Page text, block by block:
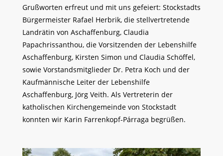
Grußworten erfreut und mit uns gefeiert: Stockstadts
Bürgermeister Rafael Herbrik, die stellvertretende
Landrätin von Aschaffenburg, Claudia
Papachrissanthou, die Vorsitzenden der Lebenshilfe
Aschaffenburg, Kirsten Simon und Claudia Schöffel,
sowie Vorstandsmitglieder Dr. Petra Koch und der
Kaufmännische Leiter der Lebenshilfe
Aschaffenburg, Jörg Veith. Als Vertreterin der
katholischen Kirchengemeinde von Stockstadt
konnten wir Karin Farrenkopf-Párraga begrüßen.